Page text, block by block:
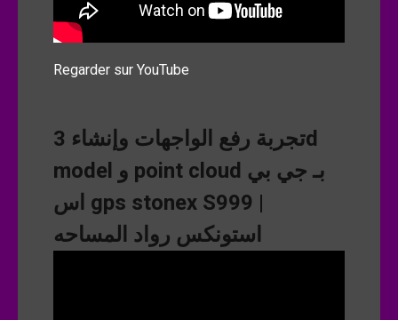
Regarder sur YouTube
تجربة رفع الواجهات وإنشاء 3d
model و point cloud بـ جي بي
اس gps stonex S999 |
استونكس رواد المساحه